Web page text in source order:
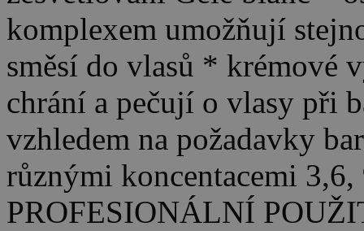
komplexem umožňují
směsí do vlasů * krémové
chrání a pečují o vlasy při
vzhledem na požadavky
různými koncentacemi
PROFESIONÁLNÍ